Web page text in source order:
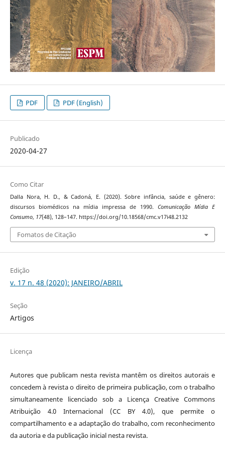
PDF PDF (English)
Publicado
2020-04-27
Como Citar
Dalla Nora, H. D., & Cadoná, E. (2020). Sobre infância, saúde e gênero:
discursos biomédicos na mídia impressa de 1990.Comunicação Mídia E
Consumo, 17(48), 128–147. https://doi.org/10.18568/cmc.v17i48.2132
Fomatos de Citação
Edição
v. 17 n. 48 (2020): JANEIRO/ABRIL
Seção
Artigos
Licença
Autores que publicam nesta revista mantêm os direitos autorais e
concedem à revista o direito de primeira publicação, com o trabalho
simultaneamente licenciado sob a Licença Creative Commons
Atribuição 4.0 Internacional (CC BY 4.0), que permite o
compartilhamento e a adaptação do trabalho, com reconhecimento
da autoria e da publicação inicial nesta revista.